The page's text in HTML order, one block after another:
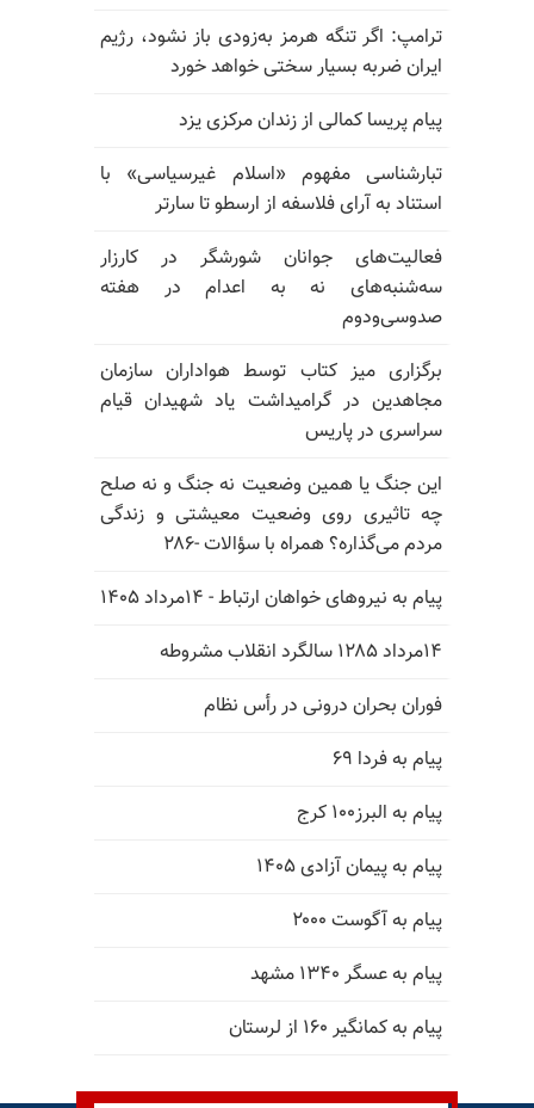
ترامپ: اگر تنگه هرمز به‌زودی باز نشود، رژیم
ایران ضربه بسیار سختی خواهد خورد
پیام پریسا کمالی از زندان مرکزی یزد
تبارشناسی مفهوم «اسلام غیرسیاسی» با
استناد به آرای فلاسفه از ارسطو تا سارتر
فعالیت‌های جوانان شورشگر در کارزار
سه‌شنبه‌های نه به اعدام در هفته
صدوسی‌و‌دوم
برگزاری میز کتاب توسط هواداران سازمان
مجاهدین در گرامیداشت یاد شهیدان قیام
سراسری در پاریس
این جنگ یا همین وضعیت نه جنگ و نه صلح
چه تاثیری روی وضعیت معیشتی و زندگی
مردم می‌گذاره؟ همراه با سؤالات -۲۸۶
پیام به نیروهای خواهان ارتباط - ۱۴مرداد ۱۴۰۵
۱۴مرداد ۱۲۸۵ سالگرد انقلاب مشروطه
فوران بحران درونی در رأس نظام
پیام به فردا ۶۹
پیام به البرز۱۰۰ کرج
پیام به پیمان آزادی ۱۴۰۵
پیام به آگوست ۲۰۰۰
پیام به عسگر ۱۳۴۰ مشهد
پیام به کمانگیر ۱۶۰ از لرستان